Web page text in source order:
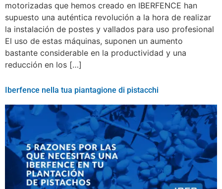
motorizadas que hemos creado en IBERFENCE han
supuesto una auténtica revolución a la hora de realizar
la instalación de postes y vallados para uso profesional
El uso de estas máquinas, suponen un aumento
bastante considerable en la productividad y una
reducción en los […]
Iberfence nella tua piantagione di pistacchi